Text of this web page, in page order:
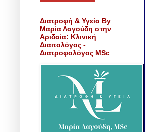
Διατροφή & Υγεία By
Μαρία Λαγούδη στην
Αριδαία: Κλινική
Διαιτολόγος -
Διατροφολόγος MSc